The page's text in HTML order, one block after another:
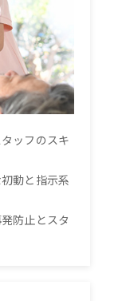
ッフのスキ
動と指示系
防止とスタ